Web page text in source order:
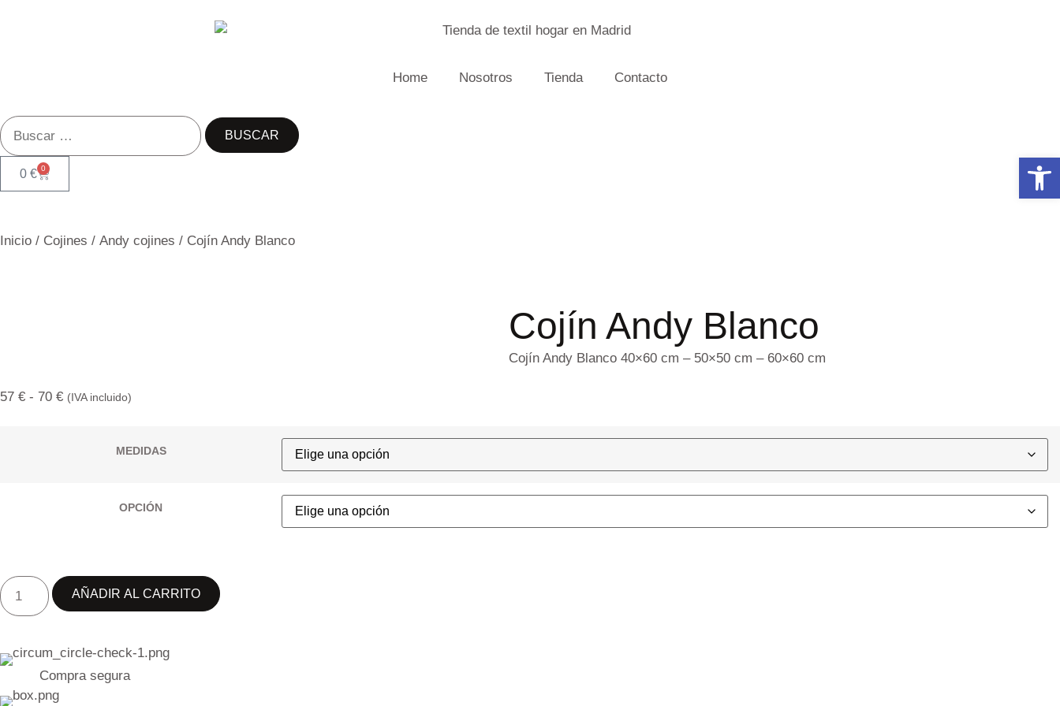
Home Nosotros Tienda Contacto
0 € 0
Inicio / Cojines / Andy cojines / Cojín Andy Blanco
Cojín Andy Blanco
Cojín Andy Blanco 40×60 cm – 50×50 cm – 60×60 cm
57 € - 70 € (IVA incluido)
MEDIDAS
OPCIÓN
AÑADIR AL CARRITO
Compra segura
Abrir